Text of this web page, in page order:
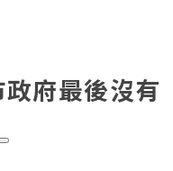
府最後沒有